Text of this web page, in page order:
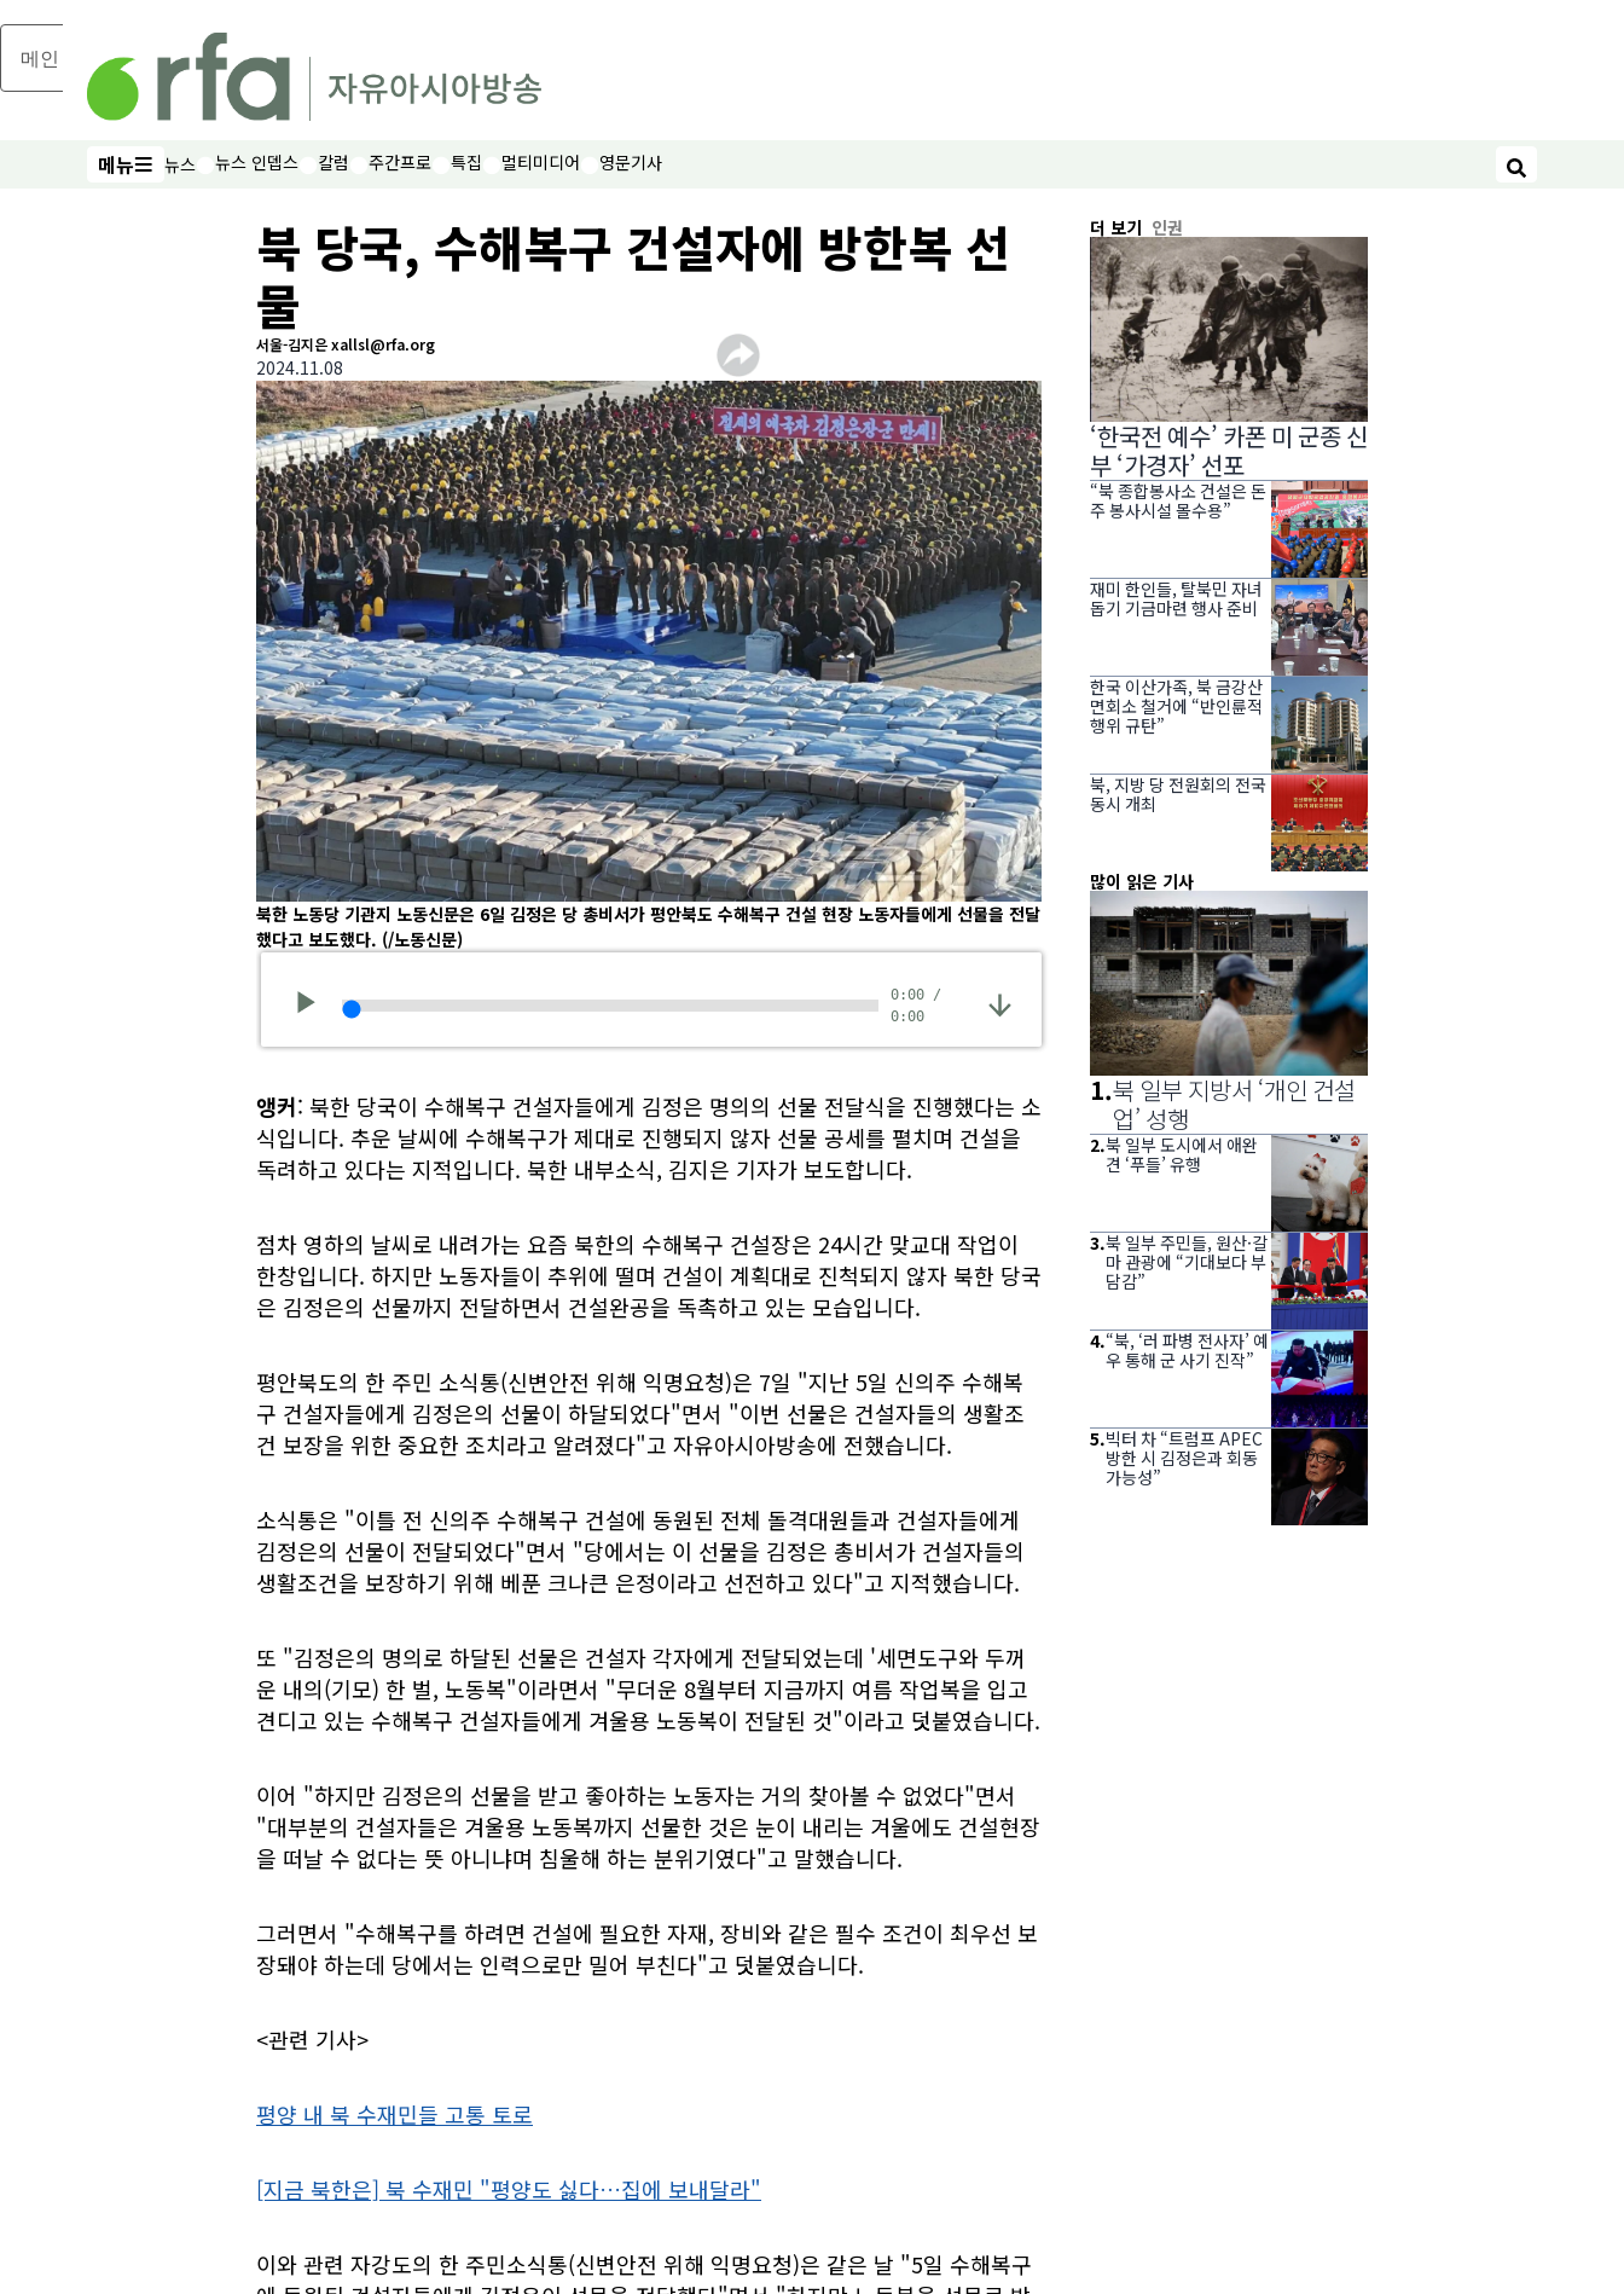
메인 콘텐츠로 건너뛰기
메뉴
메뉴 뉴스 뉴스 인뎁스 칼럼 주간프로 특집 멀티미디어 영문기사
검색
북 당국, 수해복구 건설자에 방한복 선
물
서울-김지은 xallsl@rfa.org
2024.11.08
북한 노동당 기관지 노동신문은 6일 김정은 당 총비서가 평안북도 수해복구 건설 현장 노동자들에게 선물을 전달
했다고 보도했다. (/노동신문)
0:00 /
0:00
앵커: 북한 당국이 수해복구 건설자들에게 김정은 명의의 선물 전달식을 진행했다는 소
식입니다. 추운 날씨에 수해복구가 제대로 진행되지 않자 선물 공세를 펼치며 건설을
독려하고 있다는 지적입니다. 북한 내부소식, 김지은 기자가 보도합니다.
점차 영하의 날씨로 내려가는 요즘 북한의 수해복구 건설장은 24시간 맞교대 작업이
한창입니다. 하지만 노동자들이 추위에 떨며 건설이 계획대로 진척되지 않자 북한 당국
은 김정은의 선물까지 전달하면서 건설완공을 독촉하고 있는 모습입니다.
평안북도의 한 주민 소식통(신변안전 위해 익명요청)은 7일 "지난 5일 신의주 수해복
구 건설자들에게 김정은의 선물이 하달되었다"면서 "이번 선물은 건설자들의 생활조
건 보장을 위한 중요한 조치라고 알려졌다"고 자유아시아방송에 전했습니다.
소식통은 "이틀 전 신의주 수해복구 건설에 동원된 전체 돌격대원들과 건설자들에게
김정은의 선물이 전달되었다"면서 "당에서는 이 선물을 김정은 총비서가 건설자들의
생활조건을 보장하기 위해 베푼 크나큰 은정이라고 선전하고 있다"고 지적했습니다.
또 "김정은의 명의로 하달된 선물은 건설자 각자에게 전달되었는데 '세면도구와 두꺼
운 내의(기모) 한 벌, 노동복"이라면서 "무더운 8월부터 지금까지 여름 작업복을 입고
견디고 있는 수해복구 건설자들에게 겨울용 노동복이 전달된 것"이라고 덧붙였습니다.
이어 "하지만 김정은의 선물을 받고 좋아하는 노동자는 거의 찾아볼 수 없었다"면서
"대부분의 건설자들은 겨울용 노동복까지 선물한 것은 눈이 내리는 겨울에도 건설현장
을 떠날 수 없다는 뜻 아니냐며 침울해 하는 분위기였다"고 말했습니다.
그러면서 "수해복구를 하려면 건설에 필요한 자재, 장비와 같은 필수 조건이 최우선 보
장돼야 하는데 당에서는 인력으로만 밀어 부친다"고 덧붙였습니다.
<관련 기사>
평양 내 북 수재민들 고통 토로
[지금 북한은] 북 수재민 "평양도 싫다…집에 보내달라"
이와 관련 자강도의 한 주민소식통(신변안전 위해 익명요청)은 같은 날 "5일 수해복구
더 보기 인권
‘한국전 예수’ 카폰 미 군종 신
부 ‘가경자’ 선포
“북 종합봉사소 건설은 돈
주 봉사시설 몰수용”
재미 한인들, 탈북민 자녀
돕기 기금마련 행사 준비
한국 이산가족, 북 금강산
면회소 철거에 “반인륜적
행위 규탄”
북, 지방 당 전원회의 전국
동시 개최
많이 읽은 기사
1.북 일부 지방서 ‘개인 건설
업’ 성행
2.북 일부 도시에서 애완
견 ‘푸들’ 유행
3.북 일부 주민들, 원산·갈
마 관광에 “기대보다 부
담감”
4.“북, ‘러 파병 전사자’ 예
우 통해 군 사기 진작”
5.빅터 차 “트럼프 APEC
방한 시 김정은과 회동
가능성”